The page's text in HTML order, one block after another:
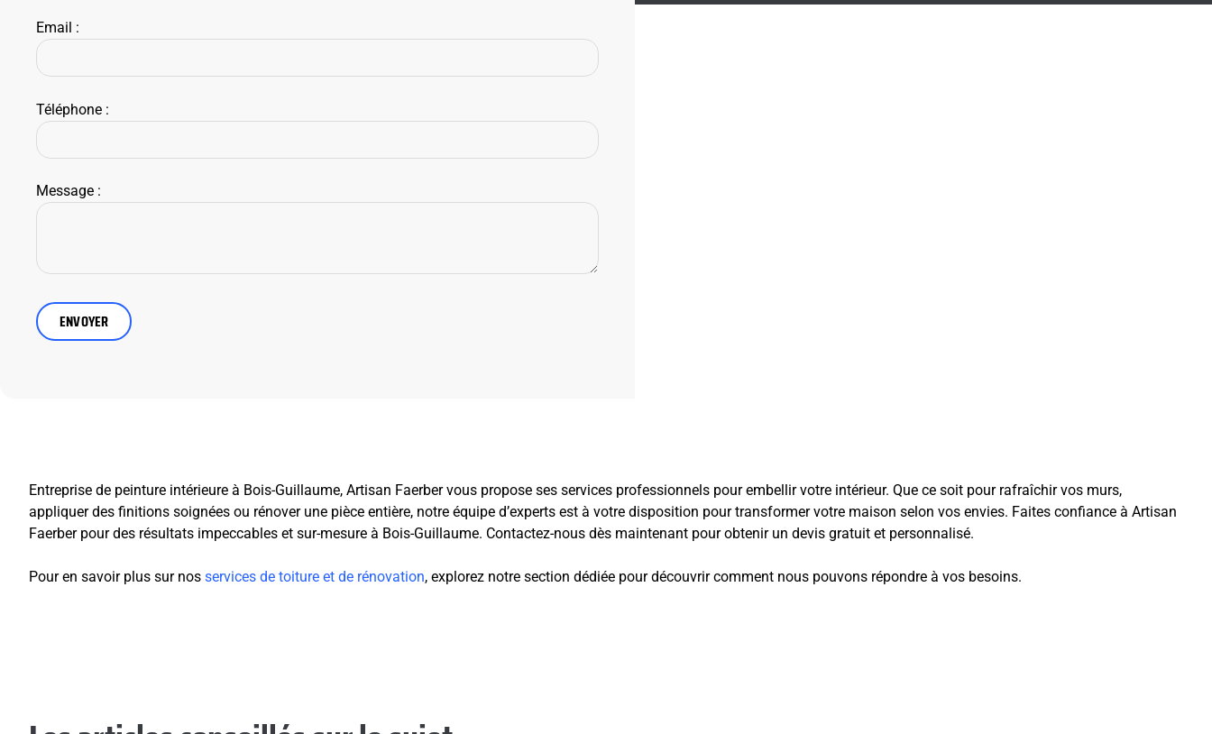
Email :
Téléphone :
Message :
Entreprise de peinture intérieure à Bois-Guillaume, Artisan Faerber vous propose ses services professionnels pour embellir votre intérieur. Que ce soit pour rafraîchir vos murs,
appliquer des finitions soignées ou rénover une pièce entière, notre équipe d’experts est à votre disposition pour transformer votre maison selon vos envies. Faites confiance à Artisan
Faerber pour des résultats impeccables et sur-mesure à Bois-Guillaume. Contactez-nous dès maintenant pour obtenir un devis gratuit et personnalisé.
Pour en savoir plus sur nos services de toiture et de rénovation, explorez notre section dédiée pour découvrir comment nous pouvons répondre à vos besoins.